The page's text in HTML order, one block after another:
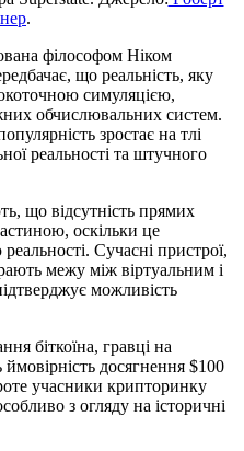
.
філософом Ніком
що реальність, яку
симуляцією,
обчислювальних систем.
зростає на тлі
реальності та штучного
що відсутність прямих
оскільки це
Сучасні пристрої,
межу між віртуальним і
можливість
біткоїна, гравці на
досягнення $100
учасники крипторинку
з огляду на історичні